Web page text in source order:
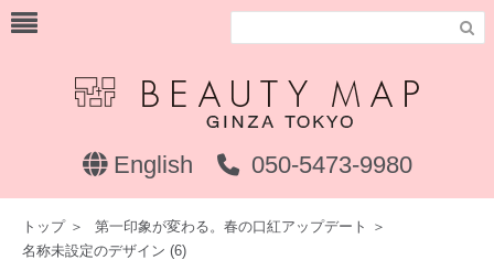

English 050-5473-9980
トップ＞ 第一印象が変わる。春の口紅アップデート
＞
名称未設定のデザイン (6)